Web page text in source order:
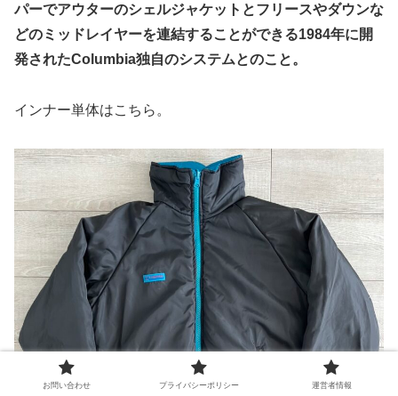
パーでアウターのシェルジャケットとフリースやダウンな
どのミッドレイヤーを連結することができる1984年に開
発されたColumbia独自のシステムとのこと。
インナー単体はこちら。
お問い合わせ プライバシーポリシー 運営者情報